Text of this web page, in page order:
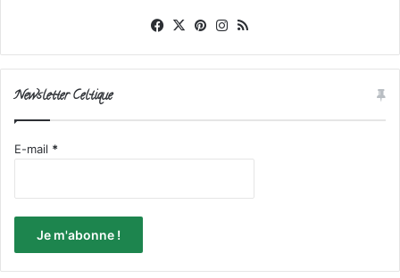
Facebook
X PinterestInstagram
Newsletter Celtique
E-mail *